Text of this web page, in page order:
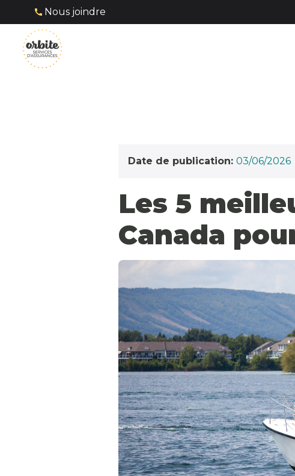
Nous joindre
Date de publication: 03/06/2026
Les 5
Canada